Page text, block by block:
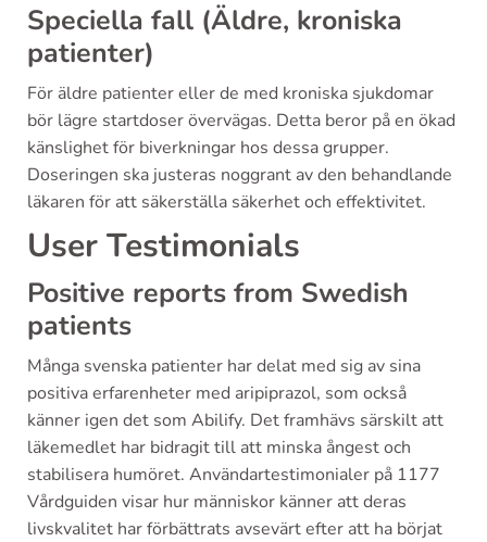
Speciella fall (Äldre, kroniska
patienter)
För äldre patienter eller de med kroniska sjukdomar
bör lägre startdoser övervägas. Detta beror på en ökad
känslighet för biverkningar hos dessa grupper.
Doseringen ska justeras noggrant av den behandlande
läkaren för att säkerställa säkerhet och effektivitet.
User Testimonials
Positive reports from Swedish
patients
Många svenska patienter har delat med sig av sina
positiva erfarenheter med aripiprazol, som också
känner igen det som Abilify. Det framhävs särskilt att
läkemedlet har bidragit till att minska ångest och
stabilisera humöret. Användartestimonialer på 1177
Vårdguiden visar hur människor känner att deras
livskvalitet har förbättrats avsevärt efter att ha börjat